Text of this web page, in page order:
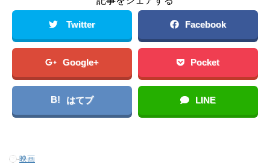
Twitter Facebook
Google+ Pocket
B! はてブ LINE
-映画